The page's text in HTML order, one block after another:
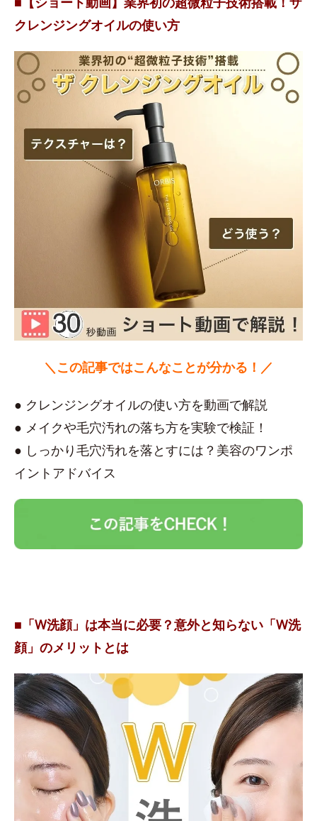
クレンジングオイルの使い方
＼この記事ではこんなことが分かる！／
● クレンジングオイルの使い方を動画で解説
● メイクや毛穴汚れの落ち方を実験で検証！
● しっかり毛穴汚れを落とすには？美容のワンポ
イントアドバイス
■「W洗顔」は本当に必要？意外と知らない「W洗
顔」のメリットとは